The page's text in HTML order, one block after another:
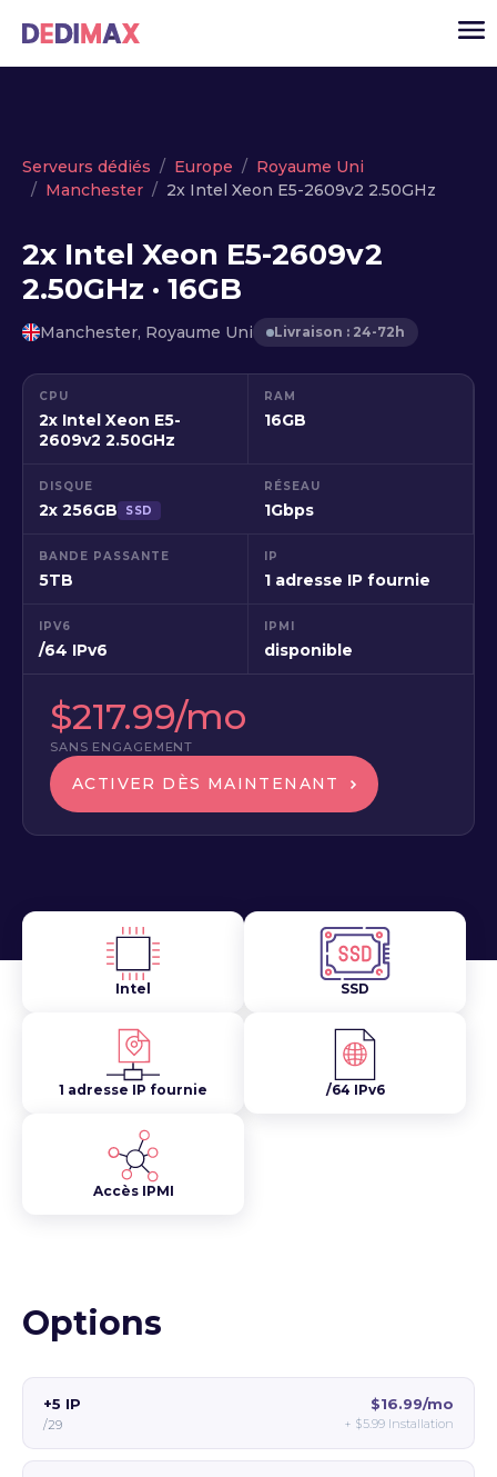
VPS
Serveurs dédiés
API
Actualité
Serveurs dédiés Europe
Royaume Uni
Manchester
2x Intel Xeon E5-2609v2 2.50GHz
2x Intel Xeon E5-2609v2
2.50GHz · 16GB
Manchester, Royaume Uni Livraison : 24-72h
CPU
2x Intel Xeon E5-
2609v2 2.50GHz
RAM
16GB
DISQUE
2x 256GB SSD
RÉSEAU
1Gbps
BANDE PASSANTE
5TB
IP
1 adresse IP fournie
IPV6
/64 IPv6
IPMI
disponible
$217.99/mo
SANS ENGAGEMENT
ACTIVER DÈS MAINTENANT
Intel SSD
1 adresse IP fournie /64 IPv6
Accès IPMI
Options
+5 IP
/29
$16.99/mo
+ $5.99 Installation